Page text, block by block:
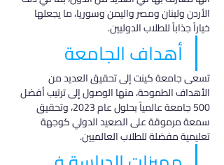
الأردن ولبنان ومصر واليمن وسوريا، ما يجعلها
خياراً جذاباً للطلاب الدوليين.
أهداف الجامعة
تسعى جامعة كينت إلى تحقيق العديد من
الأهداف الطموحة، منها الوصول إلى ترتيب أفضل
500 جامعة عالمياً بحلول عام 2023، وتحقيق
سمعة مرموقة على الصعيد الدولي كوجهة
تعليمية مفضلة للطلاب العالميين.